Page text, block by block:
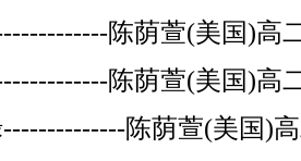
陈荫萱(美国)高
陈荫萱(美国)高
陈荫萱(美国)